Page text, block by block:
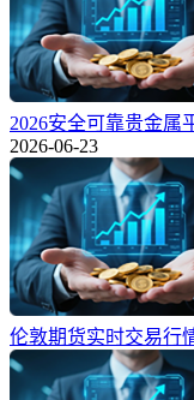
2026安全可靠贵金属
2026-06-23
伦敦期货实时交易行